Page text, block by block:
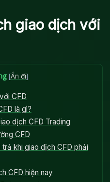
giao dịch với
[Ẩn đi]
CFD
là gì?
dịch CFD Trading
CFD
khi giao dịch CFD phải
CFD hiện nay